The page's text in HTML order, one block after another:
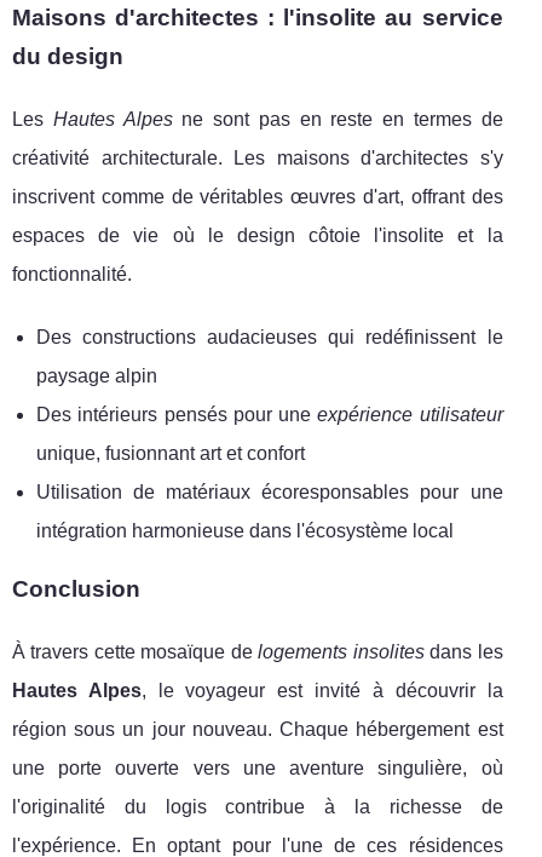
Maisons d'architectes : l'insolite au service
du design
Les Hautes Alpesne sont pas en reste en termes de
créativité architecturale. Les maisons d'architectes s'y
inscrivent comme de véritables œuvres d'art, offrant des
espaces de vie où le design côtoie l'insolite et la
fonctionnalité.
Des constructions audacieuses qui redéfinissent le
paysage alpin
Des intérieurs pensés pour uneexpérience utilisateur
unique, fusionnant art et confort
Utilisation de matériaux écoresponsables pour une
intégration harmonieuse dans l'écosystème local
Conclusion
À travers cette mosaïque delogements insolitesdans les
Hautes Alpes, le voyageur est invité à découvrir la
région sous un jour nouveau. Chaque hébergement est
une porte ouverte vers une aventure singulière, où
l'originalité du logis contribue à la richesse de
l'expérience. En optant pour l'une de ces résidences